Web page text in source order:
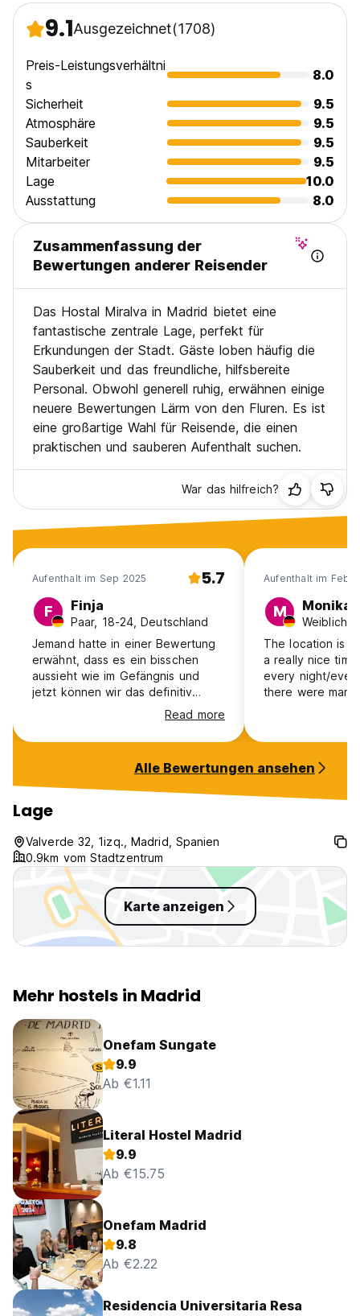
9.1Ausgezeichnet(1708)
Preis-Leistungsverhältni
s
8.0
Sicherheit
9.5
Atmosphäre
9.5
Sauberkeit
9.5
Mitarbeiter
9.5
Lage
10.0
Ausstattung
8.0
Zusammenfassung der
Bewertungen anderer Reisender
Das Hostal Miralva in Madrid bietet eine
fantastische zentrale Lage, perfekt für
Erkundungen der Stadt. Gäste loben häufig die
Sauberkeit und das freundliche, hilfsbereite
Personal. Obwohl generell ruhig, erwähnen einige
neuere Bewertungen Lärm von den Fluren. Es ist
eine großartige Wahl für Reisende, die einen
praktischen und sauberen Aufenthalt suchen.
War das hilfreich?
Aufenthalt im Sep 2025 5.7
F Finja
Paar, 18-24, Deutschland
Jemand hatte in einer Bewertung
erwähnt, dass es ein bisschen
aussieht wie im Gefängnis und
jetzt können wir das definitiv
nachvollziehen. Es ist oke für ein
paar Nächte hier unterzukommen
aber es ist sehr laut und schlafen
hatte am Anfang einen Fleck, was
zum Glück aber schnell behoben
wurde. Die Bäder waren sauber
aber es roch stark nach
Zigaretten.
Read more
Aufenthalt im Feb
M Monika
The location is
a really nice
every night/
there were
Alle Bewertungen ansehen
Lage
Valverde 32, 1izq., Madrid, Spanien
0.9km vom Stadtzentrum
Karte anzeigen
Mehr hostels in Madrid
Onefam Sungate
9.9
Ab €1.11
Literal Hostel Madrid
9.9
Ab €15.75
Onefam Madrid
9.8
Ab €2.22
Residencia Universitaria Resa